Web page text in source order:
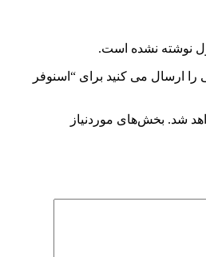
نوشته نشده است.
را ارسال می کنید برای “اسنوفر
شد. بخش‌های موردنیاز